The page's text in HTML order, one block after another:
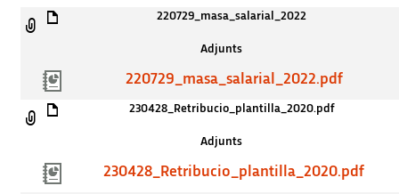
220729_masa_salarial_2022
Adjunts
220729_masa_salarial_2022.pdf
230428_Retribucio_plantilla_2020.pdf
Adjunts
230428_Retribucio_plantilla_2020.pdf